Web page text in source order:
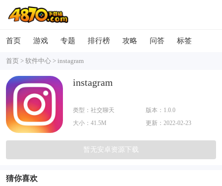
首页 游戏 专题 排行榜 攻略 问答 标签
首页 > 软件中心 > instagram
instagram
类型：社交聊天
版本：1.0.0
大小：41.5M
更新：2022-02-23
暂无安卓资源下载
猜你喜欢